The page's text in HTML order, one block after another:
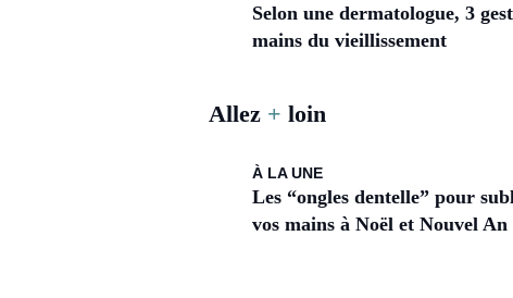
Selon une dermatologue, 3
mains du vieillissement
Allez + loin
À LA UNE
Les “ongles dentelle” pour
vos mains à Noël et Nouvel An